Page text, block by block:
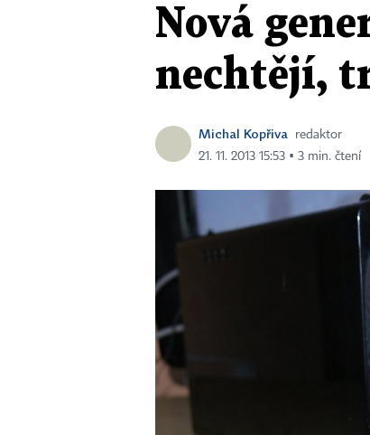
Nová
nechtějí,
Michal Kopřiva
redaktor
21. 11. 2013 15:53 ▪ 3 min. čtení